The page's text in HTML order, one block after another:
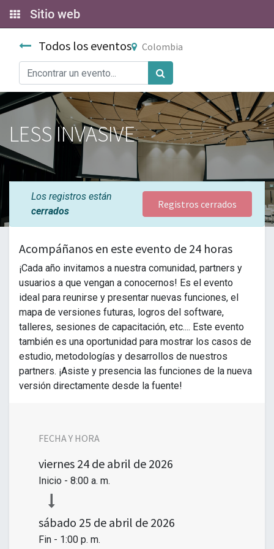
Sitio web
Todos los eventos Colombia
LESS INVASIVE
Los registros están
cerrados
Registros cerrados
Acompáñanos en este evento de 24 horas
¡Cada año invitamos a nuestra comunidad, partners y
usuarios a que vengan a conocernos! Es el evento
ideal para reunirse y presentar nuevas funciones, el
mapa de versiones futuras, logros del software,
talleres, sesiones de capacitación, etc.... Este evento
también es una oportunidad para mostrar los casos de
estudio, metodologías y desarrollos de nuestros
partners. ¡Asiste y presencia las funciones de la nueva
versión directamente desde la fuente!
FECHA Y HORA
viernes 24 de abril de 2026
Inicio - 8:00 a. m.
sábado 25 de abril de 2026
Fin - 1:00 p. m.